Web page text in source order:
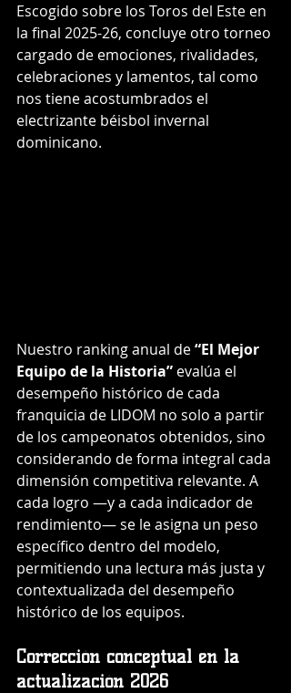
Escogido sobre los Toros del Este en
la final 2025-26, concluye otro torneo
cargado de emociones, rivalidades,
celebraciones y lamentos, tal como
nos tiene acostumbrados el
electrizante béisbol invernal
dominicano.
Nuestro ranking anual de “El Mejor
Equipo de la Historia” evalúa el
desempeño histórico de cada
franquicia de LIDOM no solo a partir
de los campeonatos obtenidos, sino
considerando de forma integral cada
dimensión competitiva relevante. A
cada logro —y a cada indicador de
rendimiento— se le asigna un peso
específico dentro del modelo,
permitiendo una lectura más justa y
contextualizada del desempeño
histórico de los equipos.
Corrección conceptual en la
actualización 2026